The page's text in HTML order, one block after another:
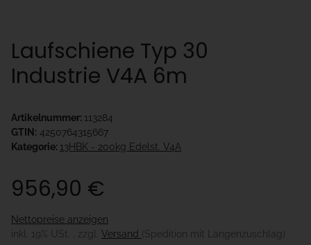
Laufschiene Typ 30
Industrie V4A 6m
Artikelnummer: 113284
GTIN: 4250764315667
Kategorie: 13HBK - 200kg Edelst. V4A
956,90 €
Nettopreise anzeigen
inkl. 19% USt. , zzgl. Versand (Spedition mit Längenzuschlag)